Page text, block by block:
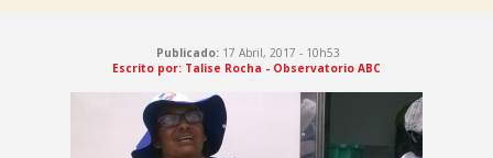
Publicado: 17 Abril, 2017 - 10h53
Escrito por: Talise Rocha - Observatorio ABC